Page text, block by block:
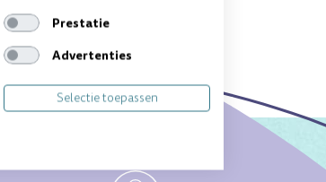
Prestatie
Advertenties
Selectie toepassen